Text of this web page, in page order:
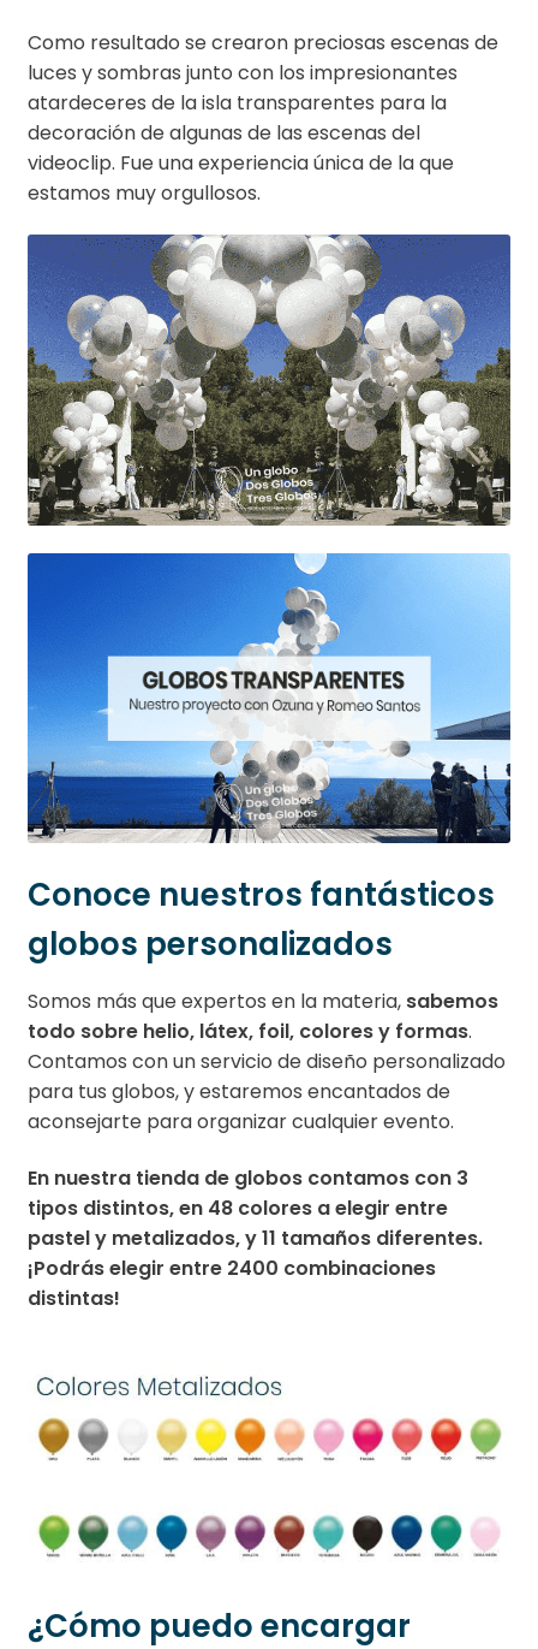
Como resultado se crearon preciosas escenas de
luces y sombras junto con los impresionantes
atardeceres de la isla transparentes para la
decoración de algunas de las escenas del
videoclip. Fue una experiencia única de la que
estamos muy orgullosos.
Conoce nuestros fantásticos
globos personalizados
Somos más que expertos en la materia, sabemos
todo sobre helio, látex, foil, colores y formas.
Contamos con un servicio de diseño personalizado
para tus globos, y estaremos encantados de
aconsejarte para organizar cualquier evento.
En nuestra tienda de globos contamos con 3
tipos distintos, en 48 colores a elegir entre
pastel y metalizados, y 11 tamaños diferentes.
¡Podrás elegir entre 2400 combinaciones
distintas!
¿Cómo puedo encargar